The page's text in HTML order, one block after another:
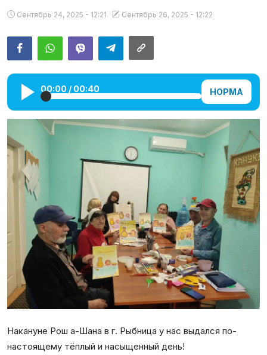
Милосердие
Культура
Архивы
Галерея
Календарь
Места и организации
Сентябрь 24, 2025 - 12:21 Сентябрь 26, 2025 - 12:22
00:00 / 00:40 НОРМА
Накануне Рош а-Шана в г. Рыбница у нас выдался по-
настоящему тёплый и насыщенный день!